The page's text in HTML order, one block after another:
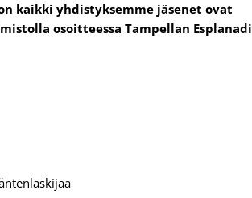
kaikki yhdistyksemme jäsenet ovat
osoitteessa Tampellan Esplanadi